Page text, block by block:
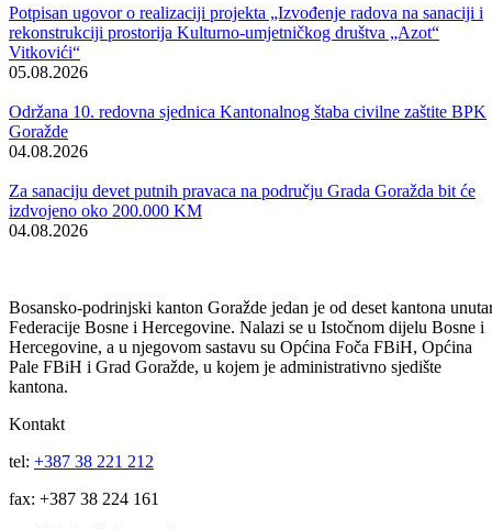
zapošljavanja različit, a što je određeno prema dobi osobe koja se
zapošljava, stručnoj spremi, periodu provedenom na evidenciji
nezaposlenih i spolu, pri čemu se iznos sufinansiranja povećavao u
procentu koji je utvrđen posebnim kriterijima.
Takođe, Federalni zavod za zapošljavanje prema Programu
sufinansiranja samozapošljavanja „Omladinsko poduzetništvo „ za
mladih osoba sa prostora našeg kantona izdvojio je sredstva za
KM, što znači 7.000 KM po osobi . Ovaj Program bio je namijenjen
nezaposlenim osobama koje se nalaze na evidenciji prije objave
poziva, bez obzira na stručnu spremu, ali da su starosne dobi do 35